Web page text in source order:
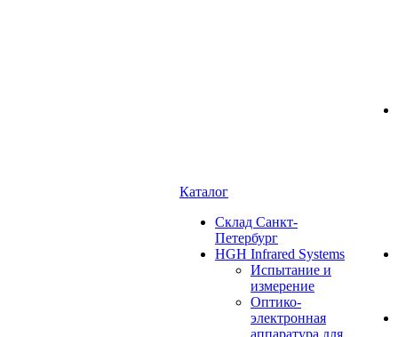
Каталог
Cклад Санкт-
Петербург
HGH Infrared Systems
Испытание и
измерение
Оптико-
электронная
аппаратура для